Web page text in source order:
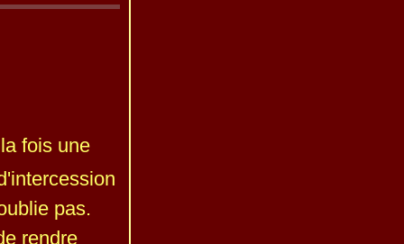
fois une
pas.
rendre